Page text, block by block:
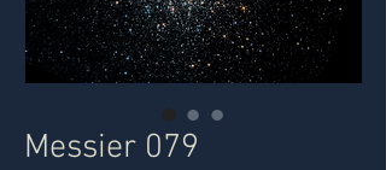
Messier 079